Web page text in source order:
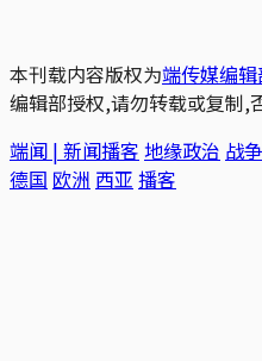
本刊载内容版权为端传媒编辑
编辑部授权,请勿转载或复制,
端闻 | 新闻播客 地缘政治 战争
德国 欧洲 西亚 播客